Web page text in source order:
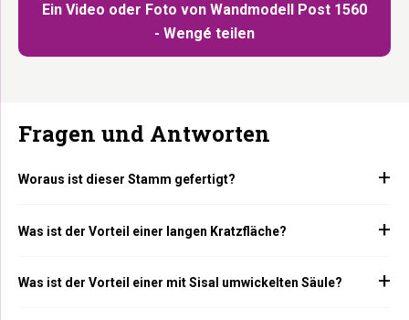
Ein Video oder Foto von Wandmodell Post 1560
- Wengé teilen
Fragen und Antworten
Woraus ist dieser Stamm gefertigt?
Was ist der Vorteil einer langen Kratzfläche?
Was ist der Vorteil einer mit Sisal umwickelten Säule?